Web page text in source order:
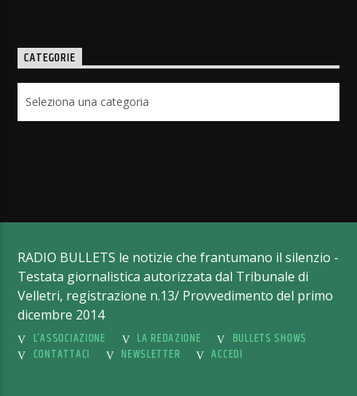
CATEGORIE
RADIO BULLETS le notizie che frantumano il silenzio -
Testata giornalistica autorizzata dal Tribunale di
Velletri, registrazione n.13/ Provvedimento del primo
dicembre 2014
L’ASSOCIAZIONE
LA REDAZIONE
BULLETS SHOWS
CONTATTACI
NEWSLETTER ACCEDI